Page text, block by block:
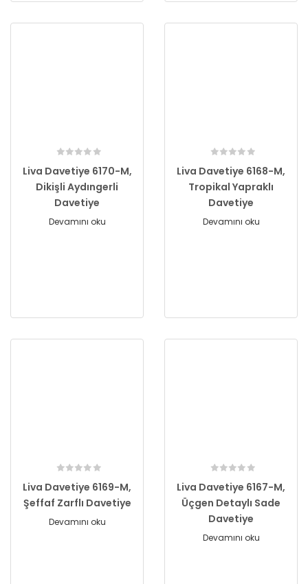
Liva Davetiye 6170-M,
Dikişli Aydıngerli
Davetiye
Devamını oku
Liva Davetiye 6168-M,
Tropikal Yapraklı
Davetiye
Devamını oku
Liva Davetiye 6169-M,
Şeffaf Zarflı Davetiye
Devamını oku
Liva Davetiye 6167-M,
Üçgen Detaylı Sade
Davetiye
Devamını oku